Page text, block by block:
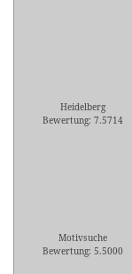
Heidelberg
Bewertung: 7.5714
Motivsuche
Bewertung: 5.5000